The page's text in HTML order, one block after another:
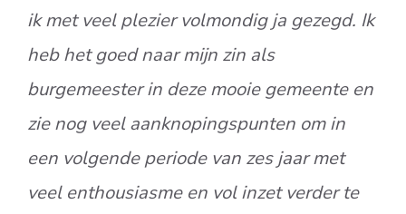
ik met veel plezier volmondig ja gezegd. Ik
heb het goed naar mijn zin als
burgemeester in deze mooie gemeente en
zie nog veel aanknopingspunten om in
een volgende periode van zes jaar met
veel enthousiasme en vol inzet verder te